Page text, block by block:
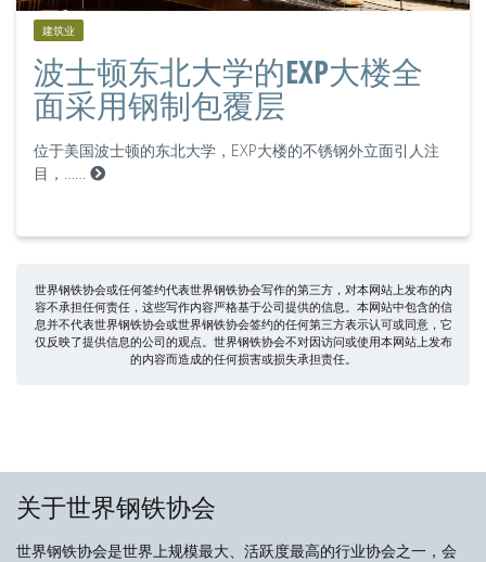
建筑业
波士顿东北大学的EXP大楼全
面采用钢制包覆层
位于美国波士顿的东北大学，EXP大楼的不锈钢外立面引人注
目，……
世界钢铁协会或任何签约代表世界钢铁协会写作的第三方，对本网站上发布的内
容不承担任何责任，这些写作内容严格基于公司提供的信息。本网站中包含的信
息并不代表世界钢铁协会或世界钢铁协会签约的任何第三方表示认可或同意，它
仅反映了提供信息的公司的观点。世界钢铁协会不对因访问或使用本网站上发布
的内容而造成的任何损害或损失承担责任。
关于世界钢铁协会
世界钢铁协会是世界上规模最大、活跃度最高的行业协会之一，会